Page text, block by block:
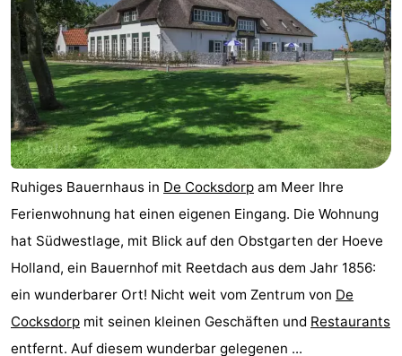
Ruhiges Bauernhaus in De Cocksdorp am Meer Ihre
Ferienwohnung hat einen eigenen Eingang. Die Wohnung
hat Südwestlage, mit Blick auf den Obstgarten der Hoeve
Holland, ein Bauernhof mit Reetdach aus dem Jahr 1856:
ein wunderbarer Ort! Nicht weit vom Zentrum von De
Cocksdorp mit seinen kleinen Geschäften und Restaurants
entfernt. Auf diesem wunderbar gelegenen ...